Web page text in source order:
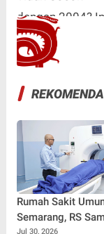
Rumah Sakit
Semarang, RS
Jul 30, 2026